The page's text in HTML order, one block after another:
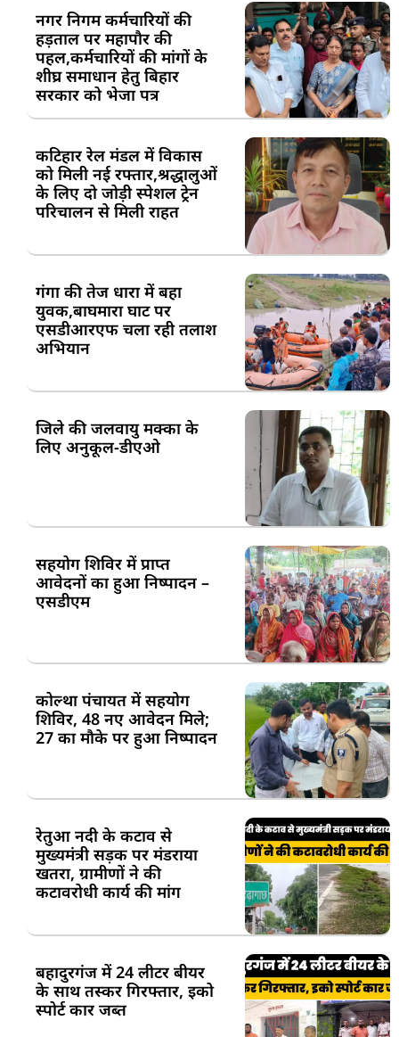
नगर निगम कर्मचारियों की
हड़ताल पर महापौर की
पहल,कर्मचारियों की मांगों के
शीघ्र समाधान हेतु बिहार
सरकार को भेजा पत्र
कटिहार रेल मंडल में विकास
को मिली नई रफ्तार,श्रद्धालुओं
के लिए दो जोड़ी स्पेशल ट्रेन
परिचालन से मिली राहत
गंगा की तेज धारा में बहा
युवक,बाघमारा घाट पर
एसडीआरएफ चला रही तलाश
अभियान
जिले की जलवायु मक्का के
लिए अनुकूल-डीएओ
सहयोग शिविर में प्राप्त
आवेदनों का हुआ निष्पादन –
एसडीएम
कोल्था पंचायत में सहयोग
शिविर, 48 नए आवेदन मिले;
27 का मौके पर हुआ निष्पादन
रेतुआ नदी के कटाव से
मुख्यमंत्री सड़क पर मंडराया
खतरा, ग्रामीणों ने की
कटावरोधी कार्य की मांग
बहादुरगंज में 24 लीटर बीयर
के साथ तस्कर गिरफ्तार, इको
स्पोर्ट कार जब्त